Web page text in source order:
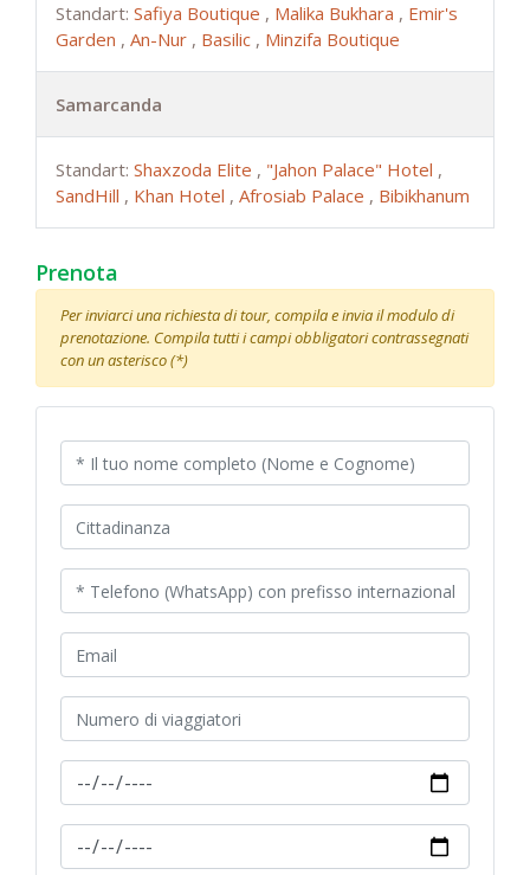
Standart: Safiya Boutique , Malika Bukhara , Emir's
Garden , An-Nur , Basilic , Minzifa Boutique
Samarcanda
Standart: Shaxzoda Elite , "Jahon Palace" Hotel ,
SandHill , Khan Hotel , Afrosiab Palace , Bibikhanum
Prenota
Per inviarci una richiesta di tour, compila e invia il modulo di
prenotazione. Compila tutti i campi obbligatori contrassegnati
con un asterisco (*)